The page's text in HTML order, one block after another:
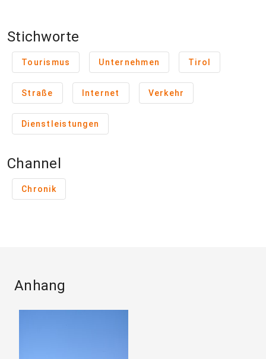
Stichworte
Tourismus Unternehmen Tirol
Straße Internet Verkehr
Dienstleistungen
Channel
Chronik
Anhang